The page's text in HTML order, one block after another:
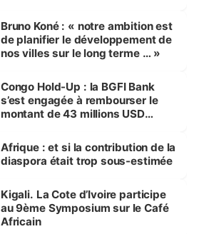
Bruno Koné : « notre ambition est
de planifier le développement de
nos villes sur le long terme … »
Congo Hold-Up : la BGFI Bank
s’est engagée à rembourser le
montant de 43 millions USD
Afrique : et si la contribution de la
diaspora était trop sous-estimée
Kigali. La Cote d’Ivoire participe
au 9ème Symposium sur le Café
Africain